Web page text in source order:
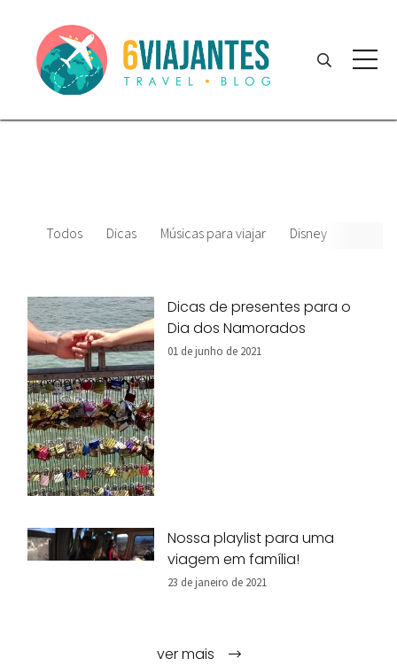
Todos Dicas Músicas para viajar Disney
Dicas de presentes para o
Dia dos Namorados
01 de junho de 2021
Nossa playlist para uma
viagem em família!
23 de janeiro de 2021
ver mais